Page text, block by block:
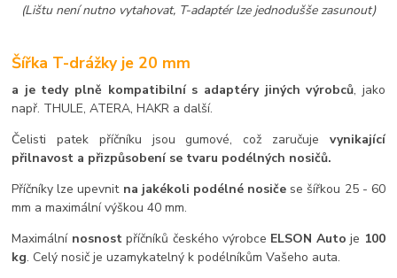
(Lištu není nutno vytahovat, T-adaptér lze jednodušše zasunout)
Šířka T-drážky je 20 mm
a je tedy plně kompatibilní s adaptéry jiných výrobců, jako
např. THULE, ATERA, HAKR a další.
Čelisti patek příčníku jsou gumové, což zaručuje vynikající
přilnavost a přizpůsobení se tvaru podélných nosičů.
Příčníky lze upevnit na jakékoli podélné nosiče se šířkou 25 - 60
mm a maximální výškou 40 mm.
Maximální nosnostpříčníků českého výrobce ELSON Autoje 100
kg. Celý nosič je uzamykatelný k podélníkům Vašeho auta.